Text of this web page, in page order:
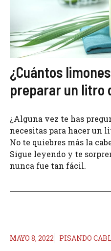
¿Cuántos
preparar un litro
¿Alguna vez te has
necesitas para hacer un
No te quiebres más la
Sigue leyendo y te
nunca fue tan fácil.
MAYO 8, 2022 PISANDO